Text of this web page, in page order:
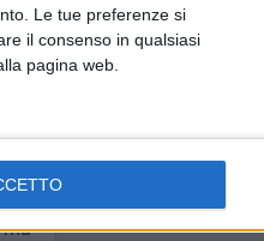
Le tue preferenze si
il consenso in qualsiasi
pagina web.